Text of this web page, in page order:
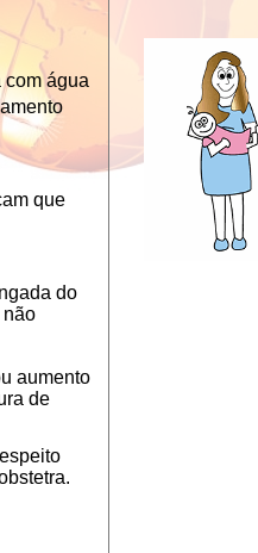
com água
que
do
não
aumento
de